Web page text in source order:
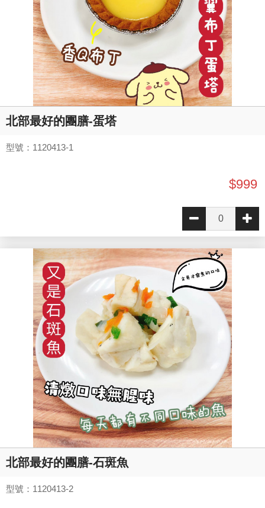
北部最好的團膳-蛋塔
型號：1120413-1
$999
北部最好的團膳-石斑魚
型號：1120413-2